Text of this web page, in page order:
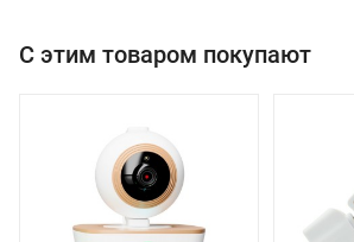
С этим товаром покупают